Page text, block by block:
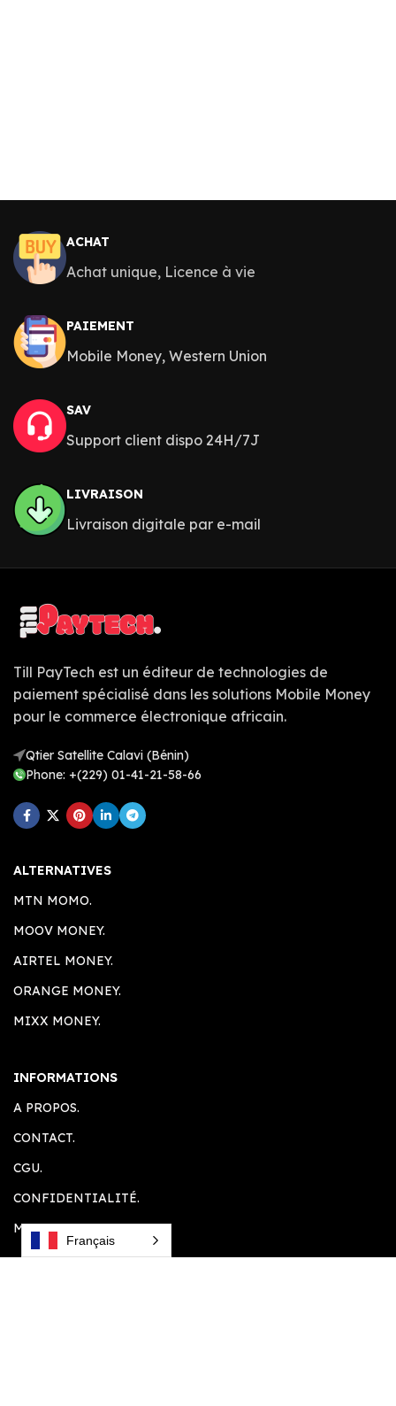
ACHAT
Achat unique, Licence à vie
PAIEMENT
Mobile Money, Western Union
SAV
Support client dispo 24H/7J
LIVRAISON
Livraison digitale par e-mail
Till PayTech est un éditeur de technologies de
paiement spécialisé dans les solutions Mobile Money
pour le commerce électronique africain.
Qtier Satellite Calavi (Bénin)
Phone: +(229) 01-41-21-58-66
ALTERNATIVES
MTN MOMO.
MOOV MONEY.
AIRTEL MONEY.
ORANGE MONEY.
MIXX MONEY.
INFORMATIONS
A PROPOS.
CONTACT.
CGU.
CONFIDENTIALITÉ.
MENTION LEGALE.
Français